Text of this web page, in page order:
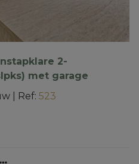
2-
met garage
Ref: 523